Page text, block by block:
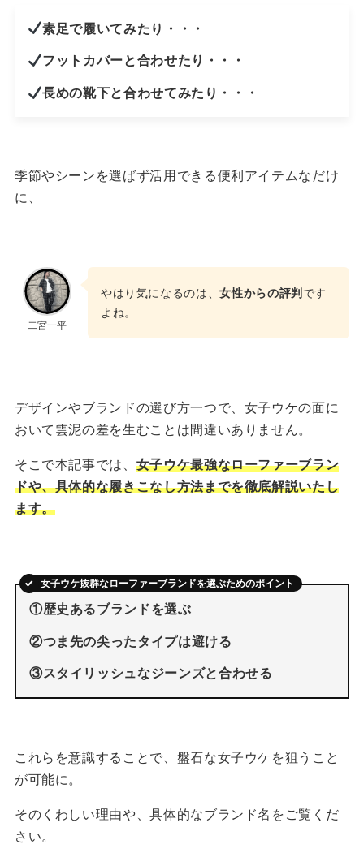
素足で履いてみたり・・・
フットカバーと合わせたり・・・
長めの靴下と合わせてみたり・・・
季節やシーンを選ばず活用できる便利アイテムなだけ
に、
二宮一平
やはり気になるのは、女性からの評判 です
よね。
デザインやブランドの選び方一つで、女子ウケの面に
おいて雲泥の差を生むことは間違いありません。
そこで本記事では、 女子ウケ最強なローファーブラン
ドや、具体的な履きこなし方法までを徹底解説いたし
ます。
女子ウケ抜群なローファーブランドを選ぶためのポイント
①歴史あるブランドを選ぶ
②つま先の尖ったタイプは避ける
③スタイリッシュなジーンズと合わせる
これらを意識することで、盤石な女子ウケを狙うこと
が可能に。
そのくわしい理由や、具体的なブランド名をご覧くだ
さい。